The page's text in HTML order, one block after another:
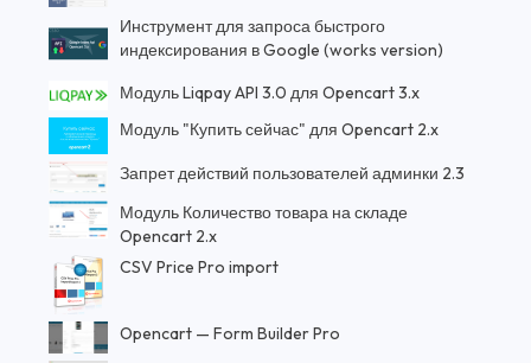
Инструмент для запроса быстрого
индексирования в Google (works version)
Модуль Liqpay API 3.0 для Opencart 3.x
Модуль "Купить сейчас" для Opencart 2.x
Запрет действий пользователей админки 2.3
Модуль Количество товара на складе
Opencart 2.x
CSV Price Pro import
Opencart — Form Builder Pro